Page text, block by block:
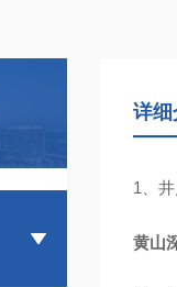
详细
1、
黄山